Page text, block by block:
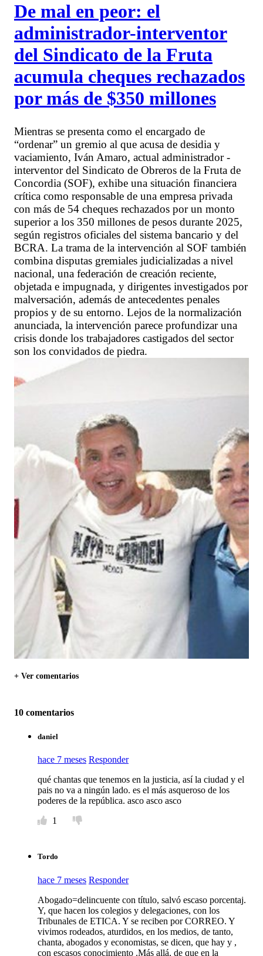
De mal en peor: el
administrador-interventor
del Sindicato de la Fruta
acumula cheques rechazados
por más de $350 millones
Mientras se presenta como el encargado de
“ordenar” un gremio al que acusa de desidia y
vaciamiento, Iván Amaro, actual administrador -
interventor del Sindicato de Obreros de la Fruta de
Concordia (SOF), exhibe una situación financiera
crítica como responsable de una empresa privada
con más de 54 cheques rechazados por un monto
superior a los 350 millones de pesos durante 2025,
según registros oficiales del sistema bancario y del
BCRA. La trama de la intervención al SOF también
combina disputas gremiales judicializadas a nivel
nacional, una federación de creación reciente,
objetada e impugnada, y dirigentes investigados por
malversación, además de antecedentes penales
propios y de su entorno. Lejos de la normalización
anunciada, la intervención parece profundizar una
crisis donde los trabajadores castigados del sector
son los convidados de piedra.
+ Ver comentarios
10 comentarios
daniel
hace 7 meses Responder
qué chantas que tenemos en la justicia, así la ciudad y el
pais no va a ningún lado. es el más asqueroso de los
poderes de la república. asco asco asco
1
Tordo
hace 7 meses Responder
Abogado=delincuente con título, salvó escaso porcentaj.
Y, que hacen los colegios y delegaciones, con los
Tribunales de ETICA. Y se reciben por CORREO. Y
vivimos rodeados, aturdidos, en los medios, de tanto,
chanta, abogados y economistas, se dicen, que hay y ,
con escasos conocimiento .Más allá, de que en la